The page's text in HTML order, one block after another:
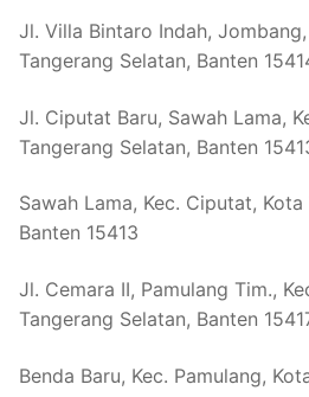
Jl. Villa Bintaro Indah,
Tangerang Selatan, Banten
Jl. Ciputat Baru, Sawah Lama,
Tangerang Selatan, Banten
Sawah Lama, Kec. Ciputat,
Banten 15413
Jl. Cemara II, Pamulang Tim.,
Tangerang Selatan, Banten
Benda Baru, Kec. Pamulang,